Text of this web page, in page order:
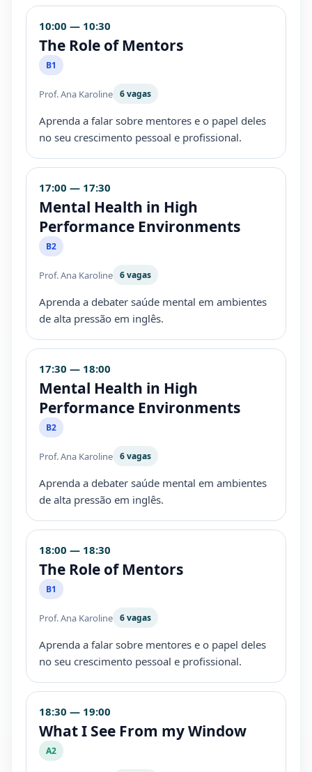
10:00 — 10:30
The Role of Mentors
B1
Prof. Ana Karoline 6 vagas
Aprenda a falar sobre mentores e o papel deles
no seu crescimento pessoal e profissional.
17:00 — 17:30
Mental Health in High
Performance Environments
B2
Prof. Ana Karoline 6 vagas
Aprenda a debater saúde mental em ambientes
de alta pressão em inglês.
17:30 — 18:00
Mental Health in High
Performance Environments
B2
Prof. Ana Karoline 6 vagas
Aprenda a debater saúde mental em ambientes
de alta pressão em inglês.
18:00 — 18:30
The Role of Mentors
B1
Prof. Ana Karoline 6 vagas
Aprenda a falar sobre mentores e o papel deles
no seu crescimento pessoal e profissional.
18:30 — 19:00
What I See From my Window
A2